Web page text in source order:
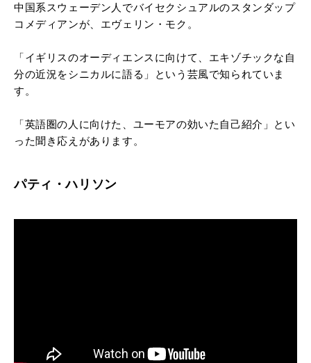
中国系スウェーデン人でバイセクシュアルのスタンダップ
コメディアンが、エヴェリン・モク。
「イギリスのオーディエンスに向けて、エキゾチックな自
分の近況をシニカルに語る」という芸風で知られていま
す。
「英語圏の人に向けた、ユーモアの効いた自己紹介」とい
った聞き応えがあります。
パティ・ハリソン